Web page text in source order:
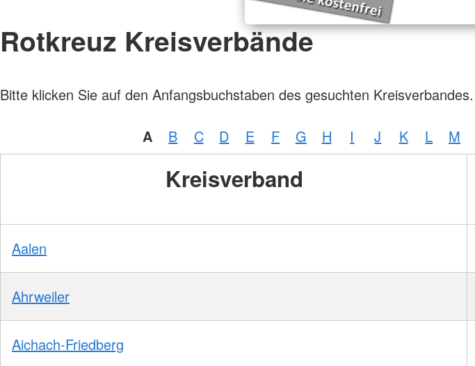
Rotkreuz Kreisverbände
Bitte klicken Sie auf den Anfangsbuchstaben des gesuchten Kreisverbandes.
A B C D E F G H I J K L M
Kreisverband
Aalen
Ahrweiler
Aichach-Friedberg